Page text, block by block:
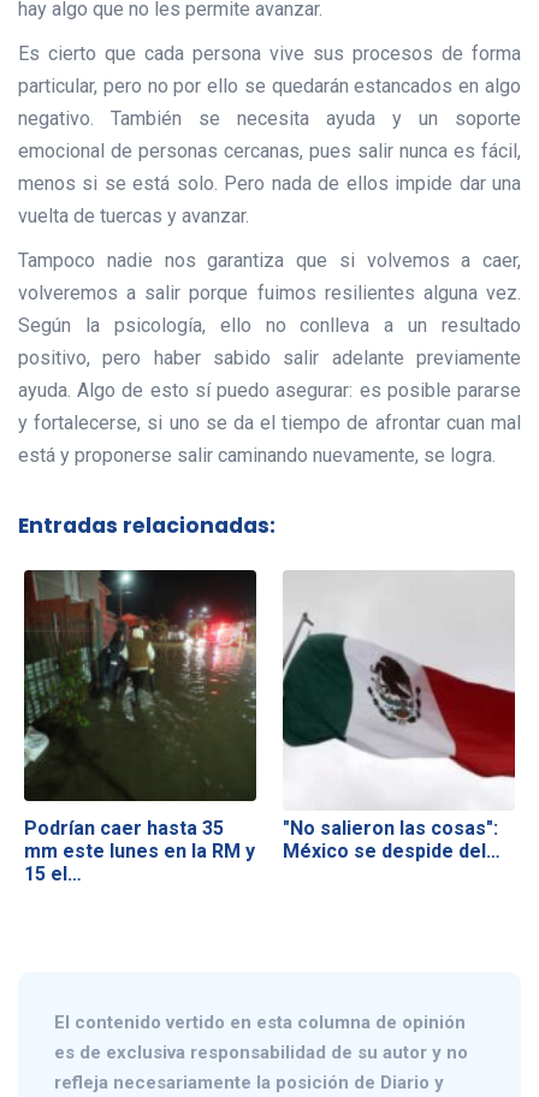
hay algo que no les permite avanzar.
Es cierto que cada persona vive sus procesos de forma
particular, pero no por ello se quedarán estancados en algo
negativo. También se necesita ayuda y un soporte
emocional de personas cercanas, pues salir nunca es fácil,
menos si se está solo. Pero nada de ellos impide dar una
vuelta de tuercas y avanzar.
Tampoco nadie nos garantiza que si volvemos a caer,
volveremos a salir porque fuimos resilientes alguna vez.
Según la psicología, ello no conlleva a un resultado
positivo, pero haber sabido salir adelante previamente
ayuda. Algo de esto sí puedo asegurar: es posible pararse
y fortalecerse, si uno se da el tiempo de afrontar cuan mal
está y proponerse salir caminando nuevamente, se logra.
Entradas relacionadas:
Podrían caer hasta 35
mm este lunes en la RM y
15 el…
"No salieron las cosas":
México se despide del…
El contenido vertido en esta columna de opinión
es de exclusiva responsabilidad de su autor y no
refleja necesariamente la posición de Diario y